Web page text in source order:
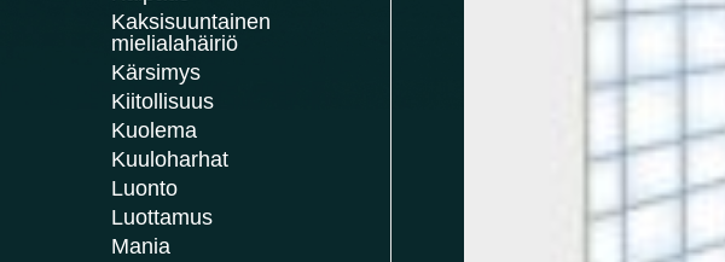
Kaksisuuntainen
mielialahäiriö
Kärsimys
Kiitollisuus
Kuolema
Kuuloharhat
Luonto
Luottamus
Mania